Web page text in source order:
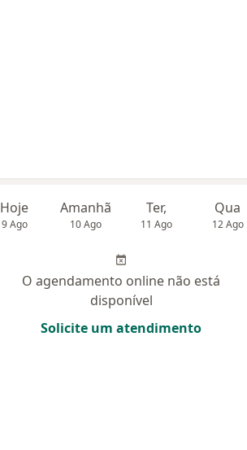
Hoje
9 Ago
Amanhã
10 Ago
Ter,
11 Ago
Qua
12 Ago
O agendamento online não está
disponível
Solicite um atendimento